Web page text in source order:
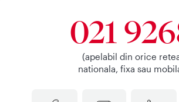
021
(apelabil din orice
nationala, fixa sau